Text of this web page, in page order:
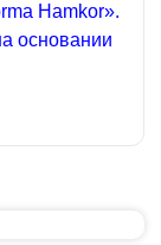
Hamkor».
основании